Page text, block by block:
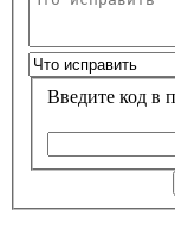
Введите код в